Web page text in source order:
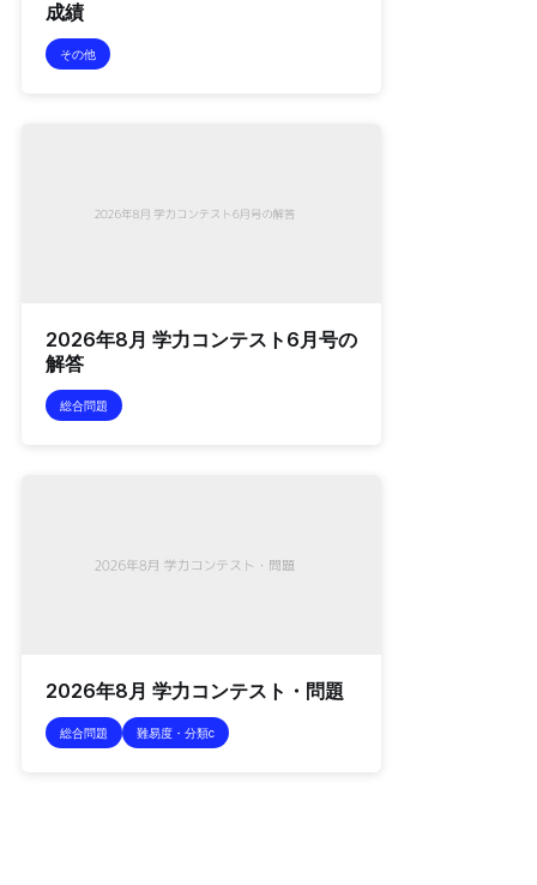
成績
その他
2026年8月 学力コンテスト6月号の
解答
総合問題
2026年8月 学力コンテスト・問題
総合問題 難易度・分類c